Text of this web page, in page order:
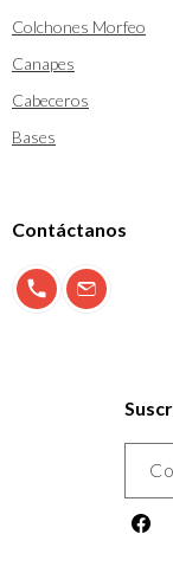
Colchones Morfeo
Canapes
Cabeceros
Bases
Contáctanos
900 897 123